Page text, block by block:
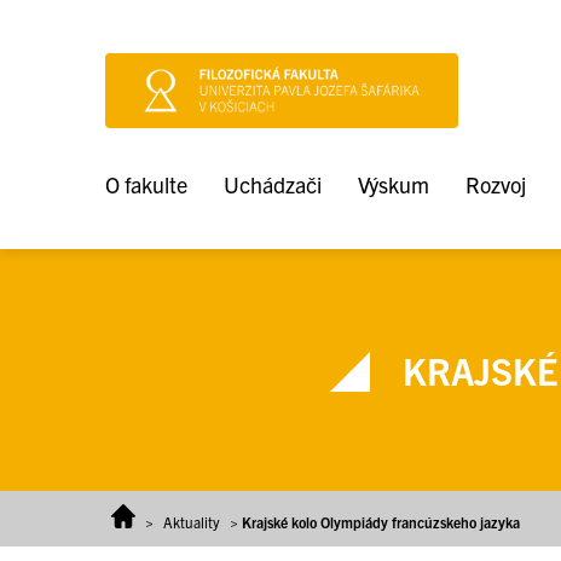
O fakulte Uchádzači Výskum Rozvoj
> Aktuality > Krajské kolo Olympiády francúzskeho jazyka